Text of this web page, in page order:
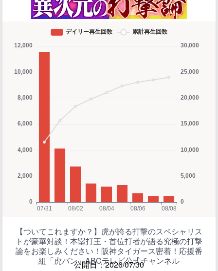
【ついてこれますか？】虎が誇る打撃のスペシャリス
トが豪華対談！本塁打王・首位打者が語る究極の打撃
論をお楽しみください！阪神タイガース密着！応援番
組「虎バン」ABCテレビ公式チャンネル
公開日：2026/07/30